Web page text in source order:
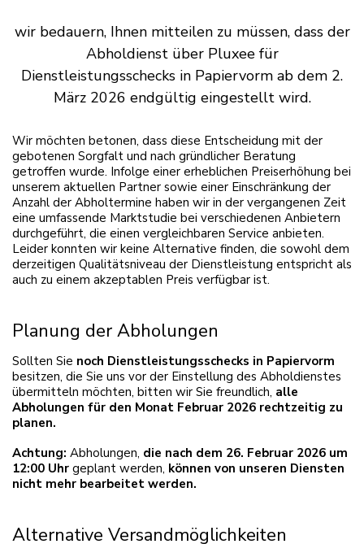
wir bedauern, Ihnen mitteilen zu müssen, dass der
Abholdienst über Pluxee für
Dienstleistungsschecks in Papiervorm ab dem 2.
März 2026 endgültig eingestellt wird.
Wir möchten betonen, dass diese Entscheidung mit der
gebotenen Sorgfalt und nach gründlicher Beratung
getroffen wurde. Infolge einer erheblichen Preiserhöhung bei
unserem aktuellen Partner sowie einer Einschränkung der
Anzahl der Abholtermine haben wir in der vergangenen Zeit
eine umfassende Marktstudie bei verschiedenen Anbietern
durchgeführt, die einen vergleichbaren Service anbieten.
Leider konnten wir keine Alternative finden, die sowohl dem
derzeitigen Qualitätsniveau der Dienstleistung entspricht als
auch zu einem akzeptablen Preis verfügbar ist.
Planung der Abholungen
Sollten Sie noch Dienstleistungsschecks in Papiervorm
besitzen, die Sie uns vor der Einstellung des Abholdienstes
übermitteln möchten, bitten wir Sie freundlich, alle
Abholungen für den Monat Februar 2026 rechtzeitig zu
planen.
Achtung: Abholungen, die nach dem 26. Februar 2026 um
12:00 Uhr geplant werden, können von unseren Diensten
nicht mehr bearbeitet werden.
Alternative Versandmöglichkeiten